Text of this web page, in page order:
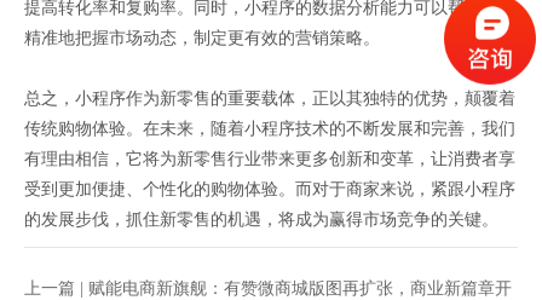
提高转化率和复购率。同时，小程序的数据分析能力可以帮助商家
精准地把握市场动态，制定更有效的营销策略。
总之，小程序作为新零售的重要载体，正以其独特的优势，颠覆着
传统购物体验。在未来，随着小程序技术的不断发展和完善，我们
有理由相信，它将为新零售行业带来更多创新和变革，让消费者享
受到更加便捷、个性化的购物体验。而对于商家来说，紧跟小程序
的发展步伐，抓住新零售的机遇，将成为赢得市场竞争的关键。
上一篇 | 赋能电商新旗舰：有赞微商城版图再扩张，商业新篇章开